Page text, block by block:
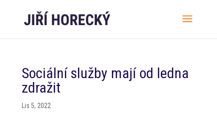
Sociální služby mají od ledna
zdražit
Lis 5, 2022